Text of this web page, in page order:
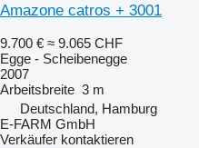
Amazone catros + 3001
9.700 € ≈ 9.065 CHF
Egge - Scheibenegge
2007
Arbeitsbreite 3 m
Deutschland, Hamburg
E-FARM GmbH
Verkäufer kontaktieren